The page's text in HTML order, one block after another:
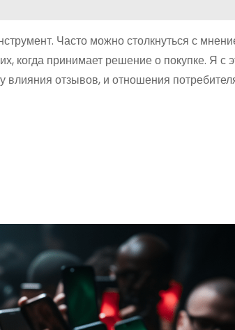
Часто можно столкнуться с
когда принимает решение о покупке. Я с
влияния отзывов, и отношения